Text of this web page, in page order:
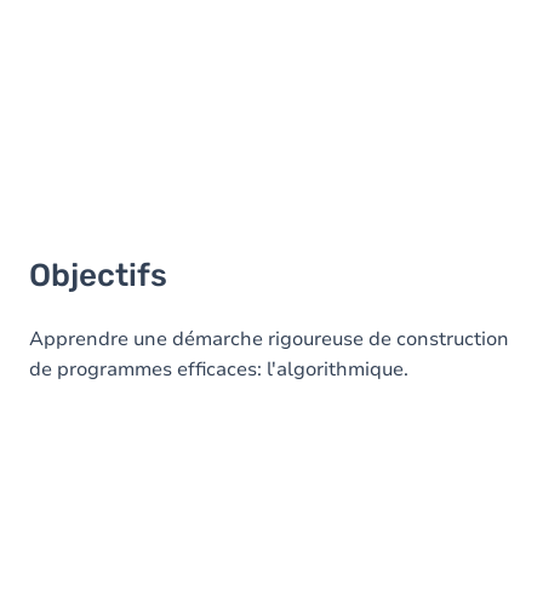
Objectifs
Apprendre une démarche rigoureuse de construction
de programmes efficaces: l'algorithmique.